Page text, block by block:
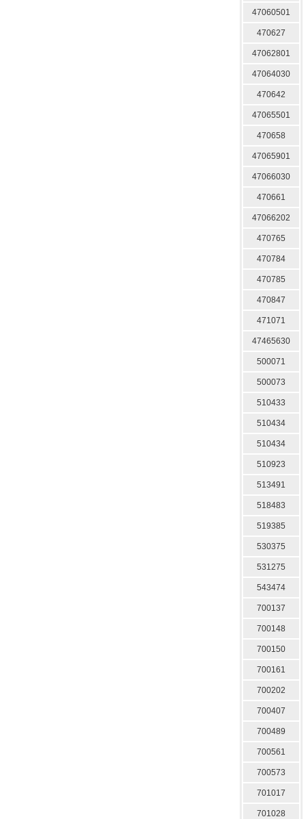
47060501
470627
47062801
47064030
470642
47065501
470658
47065901
47066030
470661
47066202
470765
470784
470785
470847
471071
47465630
500071
500073
510433
510434
510434
510923
513491
518483
519385
530375
531275
543474
700137
700148
700150
700161
700202
700407
700489
700561
700573
701017
701028